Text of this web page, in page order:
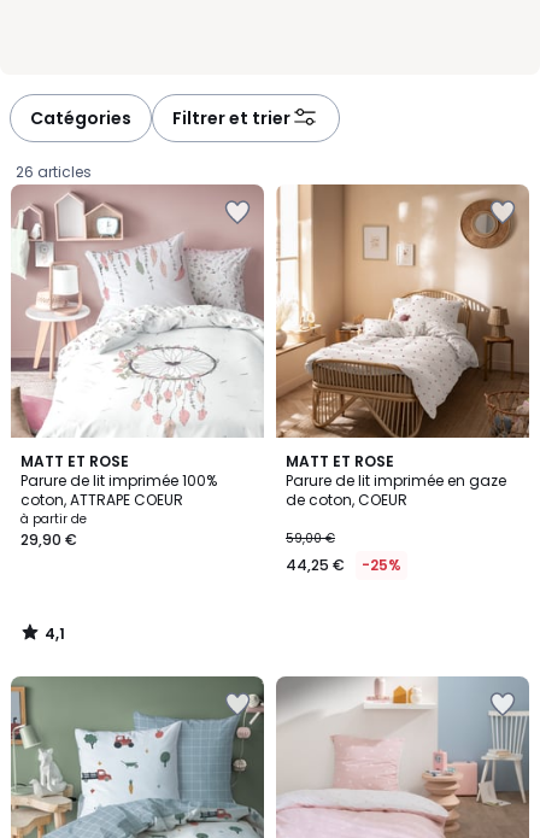
Catégories Filtrer et trier
26 articles
MATT ET ROSE
Parure de lit imprimée 100%
coton, ATTRAPE COEUR
Prix
à
29,90
€.
à partir de
29,90 €
4,1
/ 5
4,1
/
MATT ET ROSE
Parure de lit imprimée en gaze
de coton, COEUR
59,00 €
44,25 € -25%